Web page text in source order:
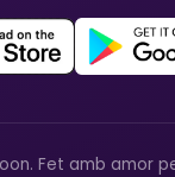
Fet amb amor